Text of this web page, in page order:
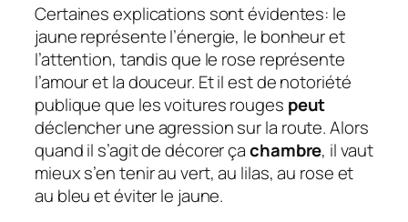
Certaines explications sont évidentes: le
jaune représente l’énergie, le bonheur et
l’attention, tandis que le rose représente
l’amour et la douceur. Et il est de notoriété
publique que les voitures rouges peut
déclencher une agression sur la route. Alors
quand il s’agit de décorer çachambre, il vaut
mieux s’en tenir au vert, au lilas, au rose et
au bleu et éviter le jaune.